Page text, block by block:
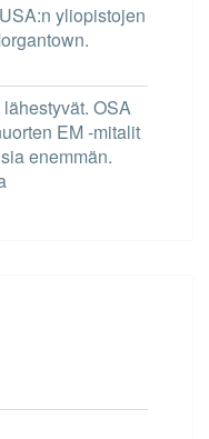
yliopistojen
OSA
EM -mitalit
enemmän.